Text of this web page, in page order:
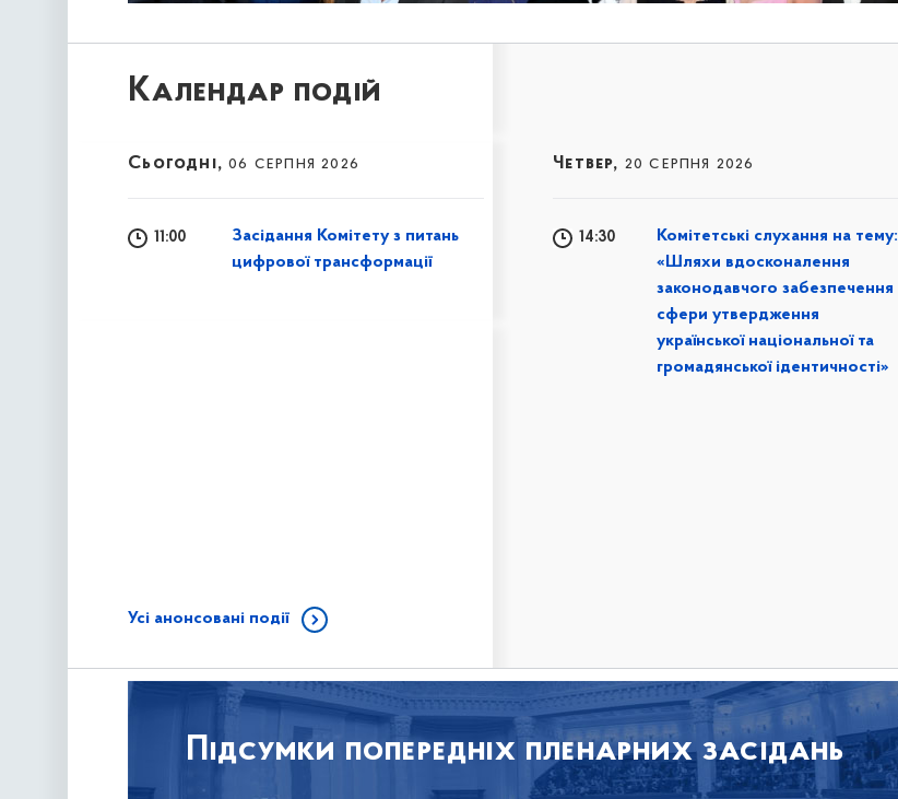
Календар подій
Сьогодні, 06 серпня 2026
11:00
Засідання Комітету з питань
цифрової трансформації
Четвер, 20 серпня 2026
14:30
Комітетські слухання на тему:
«Шляхи вдосконалення
законодавчого забезпечення
сфери утвердження
української національної та
громадянської ідентичності»
Усі анонсовані події
Підсумки попередніх пленарних засідань